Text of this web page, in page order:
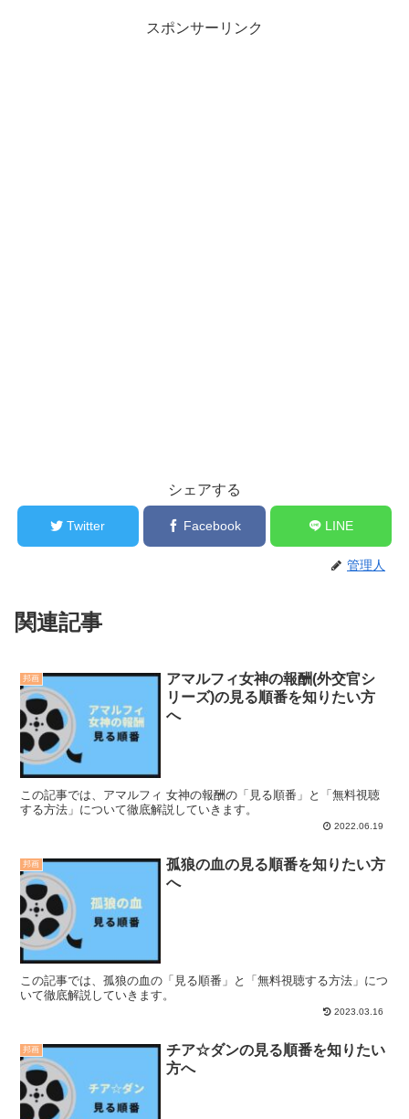
スポンサーリンク
シェアする
Twitter Facebook LINE
管理人
関連記事
邦画
アマルフィ女神の報酬(外交官シ
リーズ)の見る順番を知りたい方
へ
この記事では、アマルフィ 女神の報酬の「見る順番」と「無料視聴
する方法」について徹底解説していきます。
2022.06.19
邦画
孤狼の血の見る順番を知りたい方
へ
この記事では、孤狼の血の「見る順番」と「無料視聴する方法」につ
いて徹底解説していきます。
2023.03.16
邦画
チア☆ダンの見る順番を知りたい
方へ